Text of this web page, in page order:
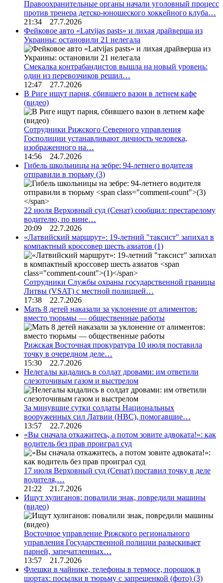
Правоохранительные органы начали уголовный процесс
против тренера детско-юношеского хоккейного клуба…
21:34 27.7.2026
Фейковое авто «Latvijas pasts» и лихая драйверша из
Украины: остановили 21 нелегала
Смекалка контрабандистов вышла на новый уровень:
один из перевозчиков решил…
12:47 27.7.2026
В Риге ищут парня, сбившего вазон в летнем кафе
(видео)
Сотрудники Рижского Северного управления
Госполиции устанавливают личность человека,
изображенного на…
14:56 24.7.2026
Гибель школьницы на зебре: 94-летнего водителя
отправили в тюрьму (3)
22 июля Верховный суд (Сенат) сообщил: престарелому
водителю, по вине…
20:09 22.7.2026
«Латвийский маршрут»: 19-летний "таксист" запихал в
компактный кроссовер шесть азиатов (1)
Сотрудники Службы охраны государственной границы
Литвы (VSAT) с местной полицией…
17:38 22.7.2026
Мать 8 детей наказали за уклонение от алиментов:
вместо тюрьмы — общественные работы
Рижская Восточная прокуратура 10 июля поставила
точку в очередном деле…
15:30 22.7.2026
Нелегалы кидались в солдат дровами: им ответили
слезоточивым газом и выстрелом
За минувшие сутки солдаты Национальных
вооруженных сил Латвии (НВС), помогавшие…
13:57 22.7.2026
«Вы сначала откажитесь, а потом зовите адвоката!»: как
водитель без прав проиграл суд
17 июля Верховный суд (Сенат) поставил точку в деле
водителя,…
21:22 21.7.2026
Ищут хулиганов: повалили знак, повредили машины
(видео)
Восточное управление Рижского регионального
управления Государственной полиции разыскивает
парней, запечатленных…
13:57 21.7.2026
Флешки в чайнике, телефоны в термосе, порошок в
шортах: посылки в тюрьму с запрещенкой (фото) (3)